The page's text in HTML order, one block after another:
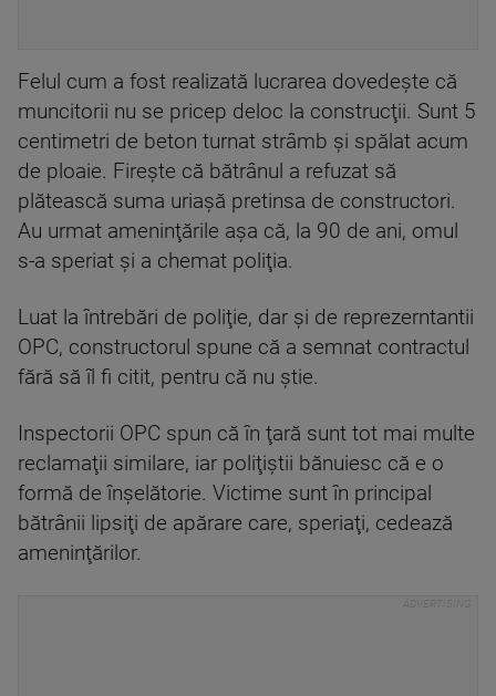
Felul cum a fost realizată lucrarea dovedeşte că
muncitorii nu se pricep deloc la construcţii. Sunt 5
centimetri de beton turnat strâmb şi spălat acum
de ploaie. Fireşte că bătrânul a refuzat să
plătească suma uriaşă pretinsa de constructori.
Au urmat ameninţările aşa că, la 90 de ani, omul
s-a speriat şi a chemat poliţia.
Luat la întrebări de poliţie, dar şi de reprezerntantii
OPC, constructorul spune că a semnat contractul
fără să îl fi citit, pentru că nu ştie.
Inspectorii OPC spun că în ţară sunt tot mai multe
reclamaţii similare, iar poliţiştii bănuiesc că e o
formă de înşelătorie. Victime sunt în principal
bătrânii lipsiţi de apărare care, speriaţi, cedează
ameninţărilor.